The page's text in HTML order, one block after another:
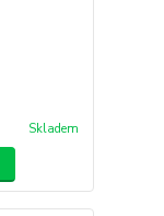
Skladem